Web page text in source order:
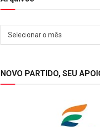
Selecionar o mês
NOVO PARTIDO, SEU